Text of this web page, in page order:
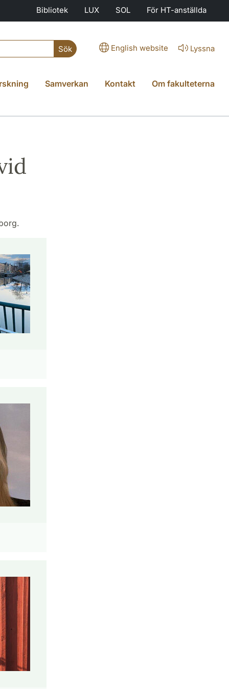
Bibliotek LUX SOL För HT-anställda
Sök English website Lyssna
Samverkan Kontakt Om fakulteterna